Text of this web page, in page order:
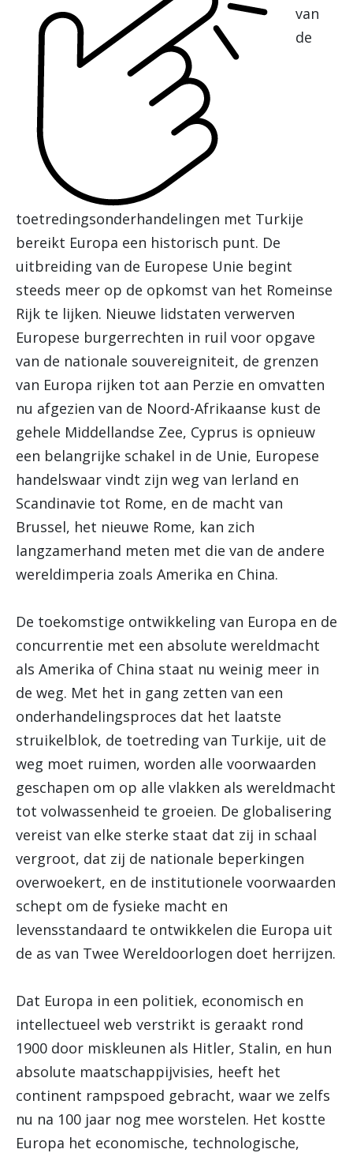
van
de
toetredingsonderhandelingen met Turkije
bereikt Europa een historisch punt. De
uitbreiding van de Europese Unie begint
steeds meer op de opkomst van het Romeinse
Rijk te lijken. Nieuwe lidstaten verwerven
Europese burgerrechten in ruil voor opgave
van de nationale souvereigniteit, de grenzen
van Europa rijken tot aan Perzie en omvatten
nu afgezien van de Noord-Afrikaanse kust de
gehele Middellandse Zee, Cyprus is opnieuw
een belangrijke schakel in de Unie, Europese
handelswaar vindt zijn weg van Ierland en
Scandinavie tot Rome, en de macht van
Brussel, het nieuwe Rome, kan zich
langzamerhand meten met die van de andere
wereldimperia zoals Amerika en China.
De toekomstige ontwikkeling van Europa en de
concurrentie met een absolute wereldmacht
als Amerika of China staat nu weinig meer in
de weg. Met het in gang zetten van een
onderhandelingsproces dat het laatste
struikelblok, de toetreding van Turkije, uit de
weg moet ruimen, worden alle voorwaarden
geschapen om op alle vlakken als wereldmacht
tot volwassenheid te groeien. De globalisering
vereist van elke sterke staat dat zij in schaal
vergroot, dat zij de nationale beperkingen
overwoekert, en de institutionele voorwaarden
schept om de fysieke macht en
levensstandaard te ontwikkelen die Europa uit
de as van Twee Wereldoorlogen doet herrijzen.
Dat Europa in een politiek, economisch en
intellectueel web verstrikt is geraakt rond
1900 door miskleunen als Hitler, Stalin, en hun
absolute maatschappijvisies, heeft het
continent rampspoed gebracht, waar we zelfs
nu na 100 jaar nog mee worstelen. Het kostte
Europa het economische, technologische,